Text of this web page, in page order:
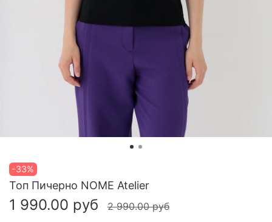
-33%
Топ Пичерно NOME Atelier
1 990.00 руб 2 990.00 руб